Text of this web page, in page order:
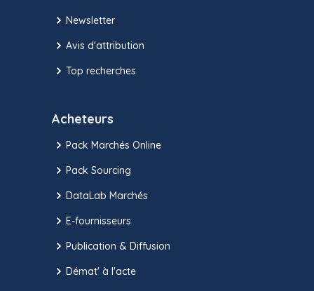
Newsletter
Avis d'attribution
Top recherches
Acheteurs
Pack Marchés Online
Pack Sourcing
DataLab Marchés
E-fournisseurs
Publication & Diffusion
Démat' à l'acte